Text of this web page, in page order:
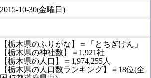
2015-10-30(金曜日)
【栃木県のふりがな】＝「とちぎけん」
【栃木県の神社数】＝1,921社
【栃木県の人口】＝1,974,255人
【栃木県の人口数ランキング】＝18位(全